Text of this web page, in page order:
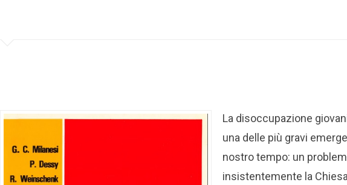
La disoccupazione
una delle più gravi
nostro tempo: un
insistentemente la